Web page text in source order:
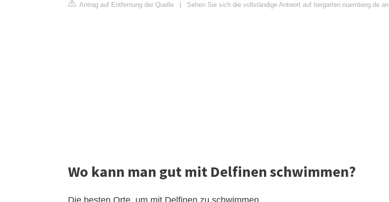
Antrag auf Entfernung der Quelle Sehen Sie sich die vollständige Antwort auf tiergarten.nuernberg.de an
Wo kann man gut mit Delfinen schwimmen?
Die besten Orte, um mit Delfinen zu schwimmen